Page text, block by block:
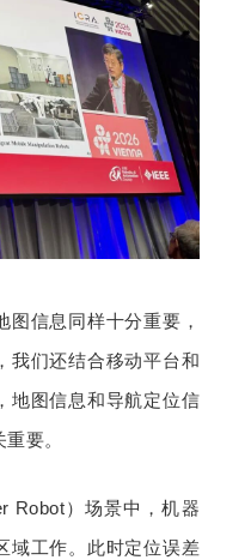
信息同样十分重要，
我们还结合移动平台和
地图信息和导航定位信
要。
Robot）场景中，机器
域工作。此时定位误差